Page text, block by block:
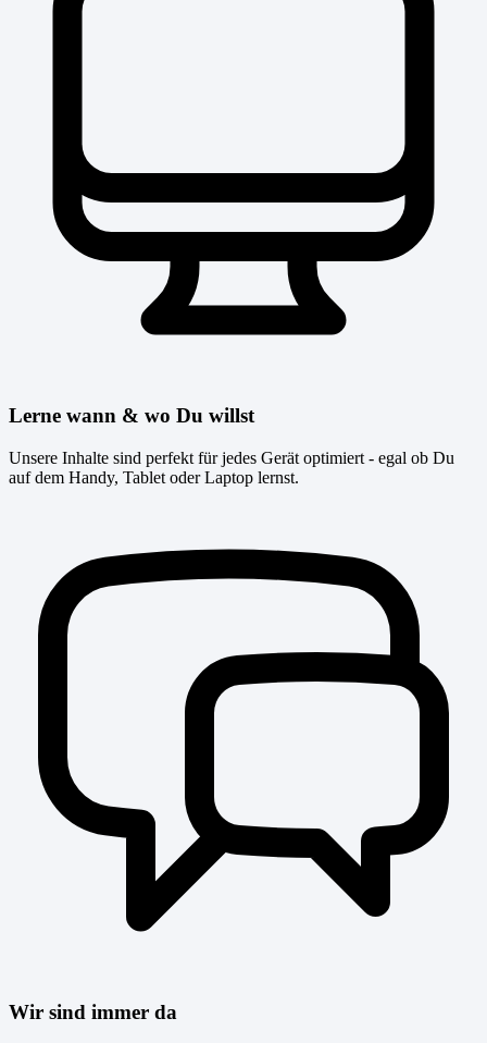
Lerne wann & wo Du willst
Unsere Inhalte sind perfekt für jedes Gerät optimiert - egal ob Du
auf dem Handy, Tablet oder Laptop lernst.
Wir sind immer da